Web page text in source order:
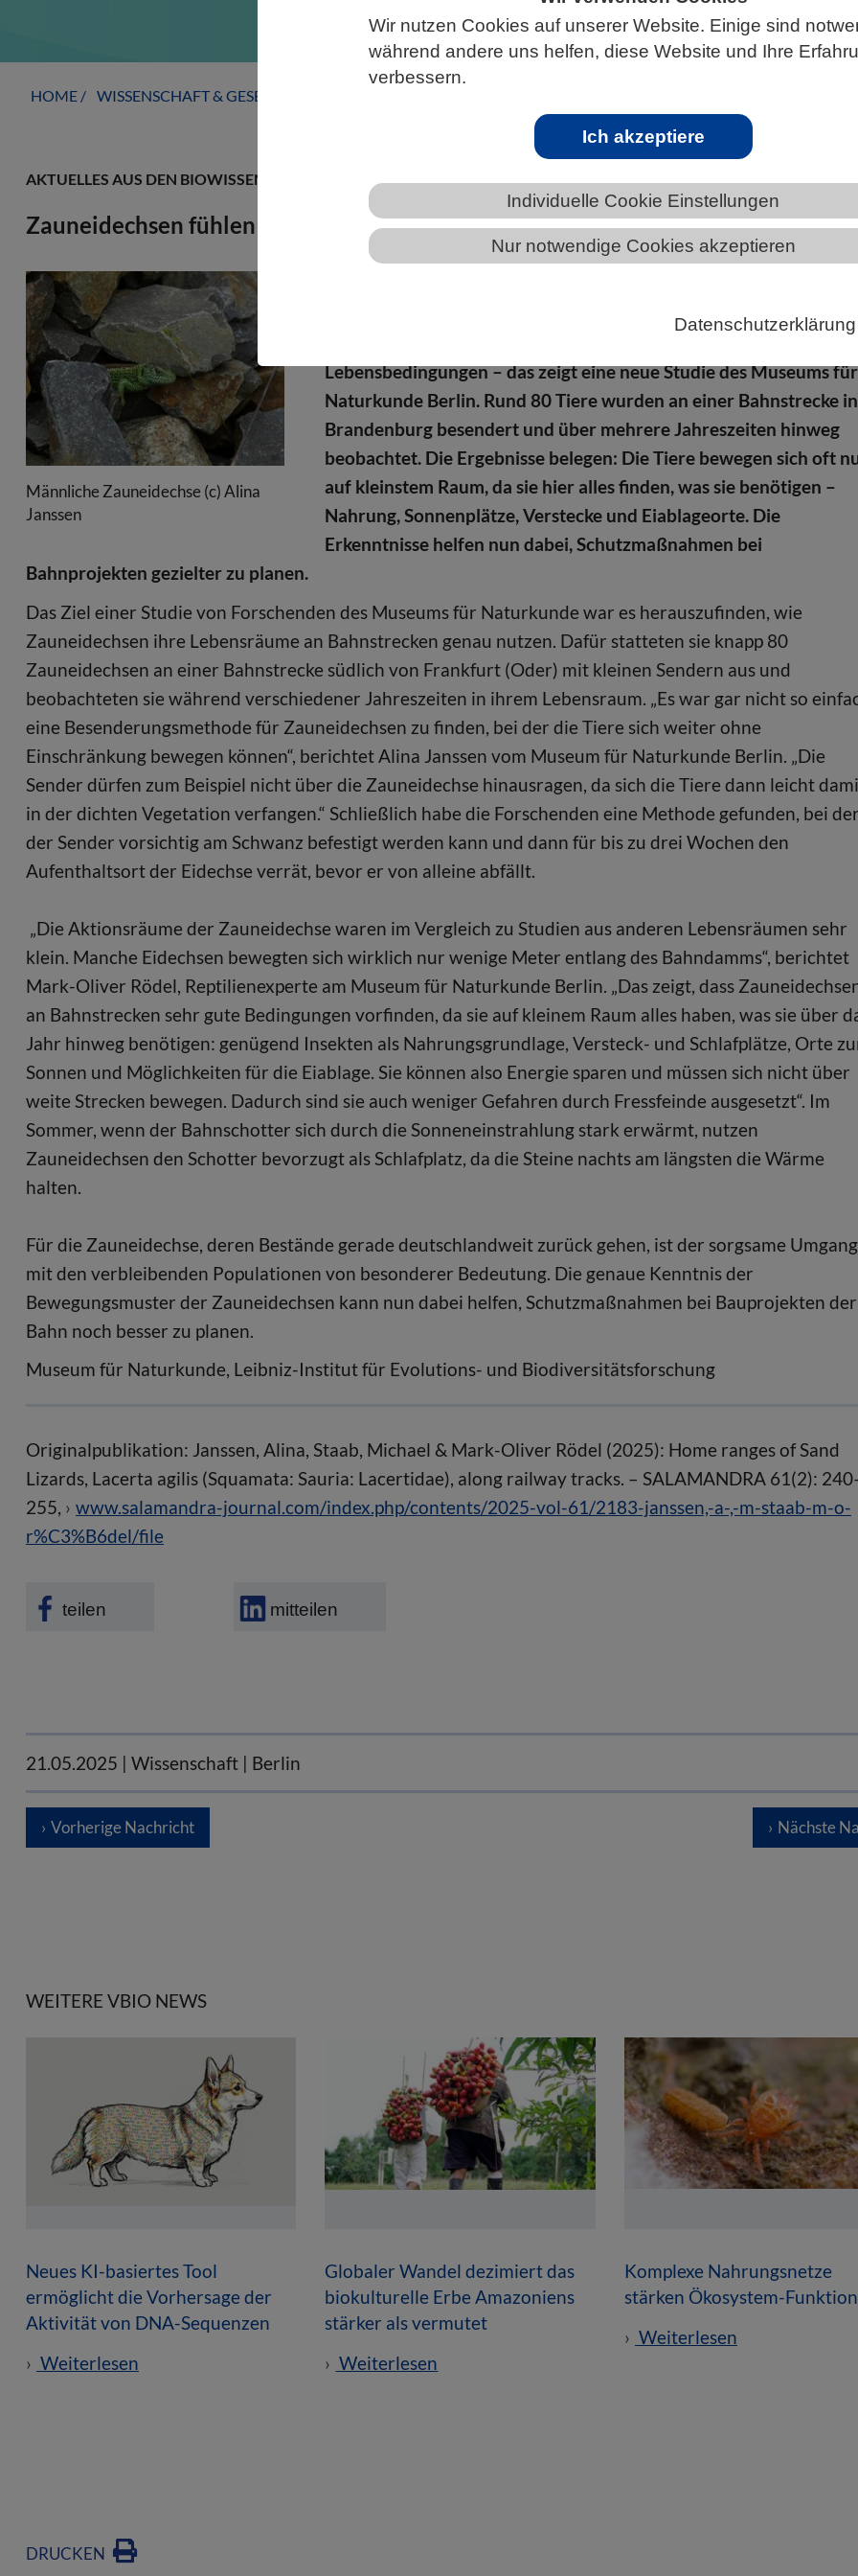
Wir nutzen Cookies auf unserer Website. Einige sind
während andere uns helfen, diese Website und Ihre
verbessern.
Ich akzeptiere
Individuelle Cookie Einstellungen
Nur notwendige Cookies akzeptieren
Datenschutzerklärung
HOME WISSENSCHAFT & GESELLSCHAFT
AKTUELLES AUS DEN BIOWISSENSCHAFTEN
Zauneidechsen fühlen sich an Bahngleisen wohl
Männliche Zauneidechse (c) Alina
Janssen
Lebensräume angewiesen – gerade angesichts rückläufiger
Lebensbedingungen – das zeigt eine neue Studie des Museums für
Naturkunde Berlin. Rund 80 Tiere wurden an einer Bahnstrecke in
Brandenburg besendert und über mehrere Jahreszeiten hinweg
beobachtet. Die Ergebnisse belegen: Die Tiere bewegen sich oft
auf kleinstem Raum, da sie hier alles finden, was sie benötigen –
Nahrung, Sonnenplätze, Verstecke und Eiablageorte. Die
Erkenntnisse helfen nun dabei, Schutzmaßnahmen bei
Bahnprojekten gezielter zu planen.
Das Ziel einer Studie von Forschenden des Museums für Naturkunde war es herauszufinden, wie
Zauneidechsen ihre Lebensräume an Bahnstrecken genau nutzen. Dafür statteten sie knapp 80
Zauneidechsen an einer Bahnstrecke südlich von Frankfurt (Oder) mit kleinen Sendern aus und
beobachteten sie während verschiedener Jahreszeiten in ihrem Lebensraum. „Es war gar nicht so
eine Besenderungsmethode für Zauneidechsen zu finden, bei der die Tiere sich weiter ohne
Einschränkung bewegen können“, berichtet Alina Janssen vom Museum für Naturkunde Berlin. „Die
Sender dürfen zum Beispiel nicht über die Zauneidechse hinausragen, da sich die Tiere dann leicht
in der dichten Vegetation verfangen.“ Schließlich habe die Forschenden eine Methode gefunden, bei
der Sender vorsichtig am Schwanz befestigt werden kann und dann für bis zu drei Wochen den
Aufenthaltsort der Eidechse verrät, bevor er von alleine abfällt.
„Die Aktionsräume der Zauneidechse waren im Vergleich zu Studien aus anderen Lebensräumen sehr
klein. Manche Eidechsen bewegten sich wirklich nur wenige Meter entlang des Bahndamms“, berichtet
Mark-Oliver Rödel, Reptilienexperte am Museum für Naturkunde Berlin. „Das zeigt, dass
an Bahnstrecken sehr gute Bedingungen vorfinden, da sie auf kleinem Raum alles haben, was sie über
Jahr hinweg benötigen: genügend Insekten als Nahrungsgrundlage, Versteck- und Schlafplätze, Orte
Sonnen und Möglichkeiten für die Eiablage. Sie können also Energie sparen und müssen sich nicht über
weite Strecken bewegen. Dadurch sind sie auch weniger Gefahren durch Fressfeinde ausgesetzt“. Im
Sommer, wenn der Bahnschotter sich durch die Sonneneinstrahlung stark erwärmt, nutzen
Zauneidechsen den Schotter bevorzugt als Schlafplatz, da die Steine nachts am längsten die Wärme
halten.
Für die Zauneidechse, deren Bestände gerade deutschlandweit zurück gehen, ist der sorgsame Umgang
mit den verbleibenden Populationen von besonderer Bedeutung. Die genaue Kenntnis der
Bewegungsmuster der Zauneidechsen kann nun dabei helfen, Schutzmaßnahmen bei Bauprojekten der
Bahn noch besser zu planen.
Museum für Naturkunde, Leibniz-Institut für Evolutions- und Biodiversitätsforschung
Originalpublikation: Janssen, Alina, Staab, Michael & Mark-Oliver Rödel (2025): Home ranges of Sand
Lizards, Lacerta agilis (Squamata: Sauria: Lacertidae), along railway tracks. – SALAMANDRA 61(2):
255,
www.salamandra-journal.com/index.php/contents/2025-vol-61/2183-janssen,-a-,-m-staab-m-o-
r%C3%B6del/file
teilen mitteilen
21.05.2025 | Wissenschaft | Berlin
Vorherige Nachricht Nächste
WEITERE VBIO NEWS
Neues KI-basiertes Tool
ermöglicht die Vorhersage der
Aktivität von DNA-Sequenzen
Weiterlesen
Globaler Wandel dezimiert das
biokulturelle Erbe Amazoniens
stärker als vermutet
Weiterlesen
Komplexe Nahrungsnetze
stärken Ökosystem-
Weiterlesen
DRUCKEN